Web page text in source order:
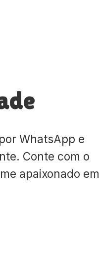
WhatsApp e
Conte com o
apaixonado em